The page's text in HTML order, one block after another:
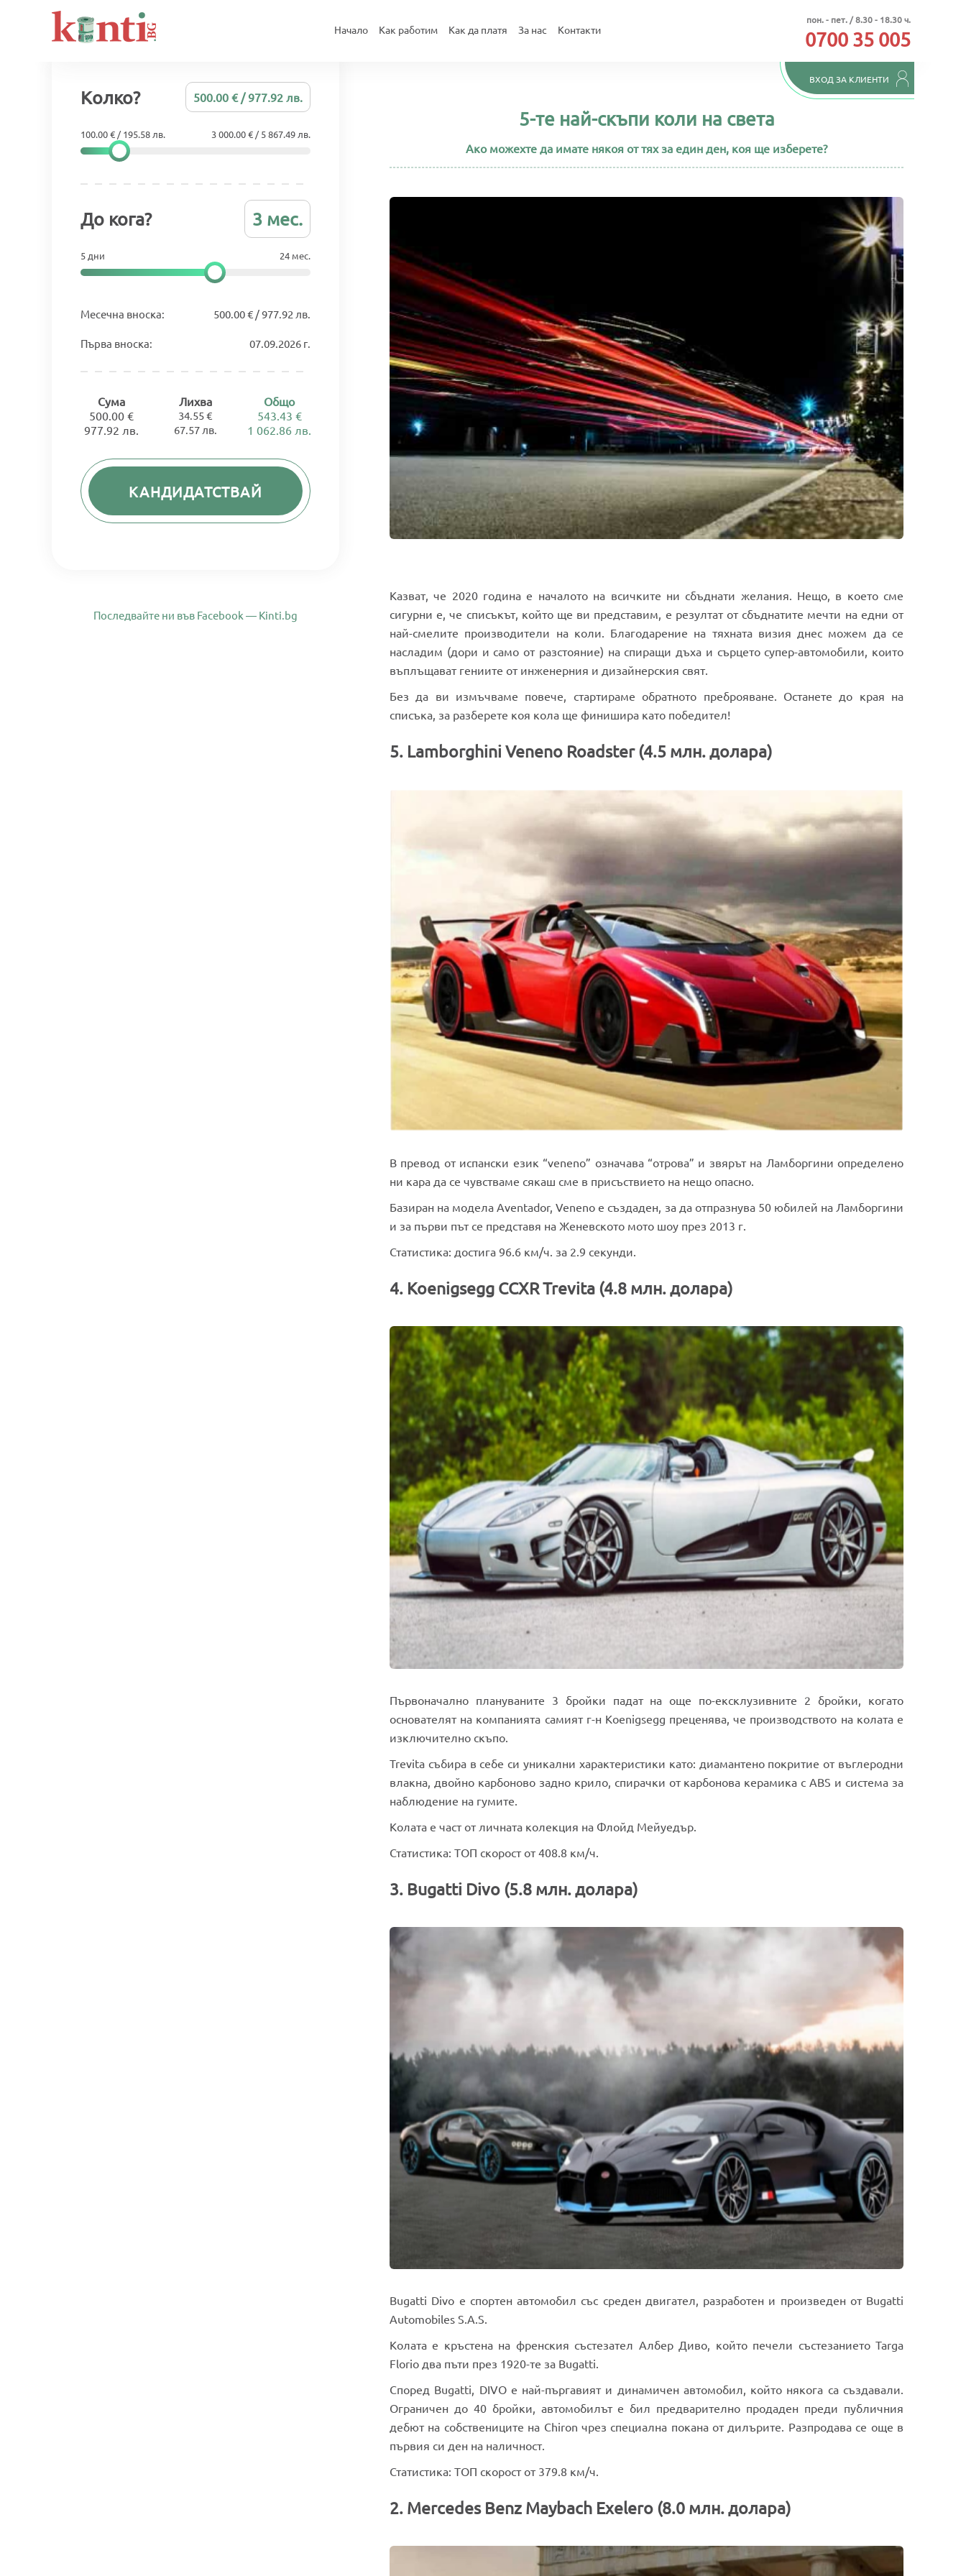
Начало Как работим Как да платя За нас Контакти
пон. - пет. / 8.30 - 18.30 ч.
0700 35 005
ВХОД ЗА КЛИЕНТИ
Колко? 500.00 € / 977.92 лв.
100.00 € / 195.58 лв. 3 000.00 € / 5 867.49 лв.
До кога? 3 мес.
5 дни 24 мес.
Месечна вноска: 500.00 € / 977.92 лв.
Първа вноска: 07.09.2026 г.
Сума
500.00 €
977.92 лв.
Лихва
34.55 €
67.57 лв.
Общо
543.43 €
1 062.86 лв.
КАНДИДАТСТВАЙ
Последвайте ни във Facebook — Kinti.bg
5-те най-скъпи коли на света
Ако можехте да имате някоя от тях за един ден, коя ще изберете?
Казват, че 2020 година е началото на всичките ни сбъднати желания. Нещо, в което сме
сигурни е, че списъкът, който ще ви представим, е резултат от сбъднатите мечти на едни от
най-смелите производители на коли. Благодарение на тяхната визия днес можем да се
насладим (дори и само от разстояние) на спиращи дъха и сърцето супер-автомобили, които
въплъщават гениите от инженерния и дизайнерския свят.
Без да ви измъчваме повече, стартираме обратното преброяване. Останете до края на
списъка, за разберете коя кола ще финишира като победител!
5. Lamborghini Veneno Roadster (4.5 млн. долара)
В превод от испански език “veneno” означава “отрова” и звярът на Ламборгини определено
ни кара да се чувстваме сякаш сме в присъствието на нещо опасно.
Базиран на модела Aventador, Veneno е създаден, за да отпразнува 50 юбилей на Ламборгини
и за първи път се представя на Женевското мото шоу през 2013 г.
Статистика: достига 96.6 км/ч. за 2.9 секунди.
4. Koenigsegg CCXR Trevita (4.8 млн. долара)
Първоначално плануваните 3 бройки падат на още по-ексклузивните 2 бройки, когато
основателят на компанията самият г-н Koenigsegg преценява, че производството на колата е
изключително скъпо.
Trevita събира в себе си уникални характеристики като: диамантено покритие от въглеродни
влакна, двойно карбоново задно крило, спирачки от карбонова керамика с ABS и система за
наблюдение на гумите.
Колата е част от личната колекция на Флойд Мейуедър.
Статистика: ТОП скорост от 408.8 км/ч.
3. Bugatti Divo (5.8 млн. долара)
Bugatti Divo е спортен автомобил със среден двигател, разработен и произведен от Bugatti
Automobiles S.A.S.
Колата е кръстена на френския състезател Албер Диво, който печели състезанието Targa
Florio два пъти през 1920-те за Bugatti.
Според Bugatti, DIVO е най-пъргавият и динамичен автомобил, който някога са създавали.
Ограничен до 40 бройки, автомобилът е бил предварително продаден преди публичния
дебют на собствениците на Chiron чрез специална покана от дилърите. Разпродава се още в
първия си ден на наличност.
Статистика: ТОП скорост от 379.8 км/ч.
2. Mercedes Benz Maybach Exelero (8.0 млн. долара)